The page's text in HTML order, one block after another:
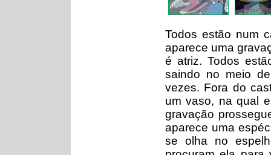
Todos estão num
aparece uma
é atriz. Todos
saindo no meio
vezes. Fora do
um vaso, na qual
gravação
aparece uma
se olha no